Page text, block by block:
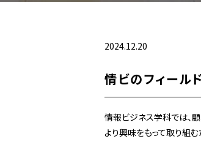
2024.12.20
情ビのフィール
情報ビジネス学科では、
より興味をもって取り組む